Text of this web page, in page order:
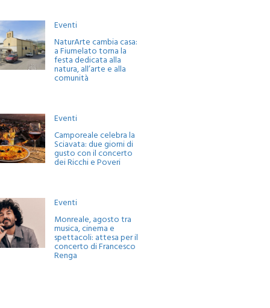
Eventi
NaturArte cambia casa:
a Fiumelato torna la
festa dedicata alla
natura, all’arte e alla
comunità
Eventi
Camporeale celebra la
Sciavata: due giorni di
gusto con il concerto
dei Ricchi e Poveri
Eventi
Monreale, agosto tra
musica, cinema e
spettacoli: attesa per il
concerto di Francesco
Renga